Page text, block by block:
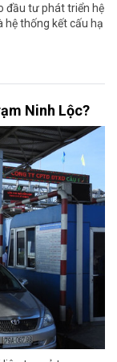
đầu tư phát triển hệ
hệ thống kết cấu hạ
Ninh Lộc?